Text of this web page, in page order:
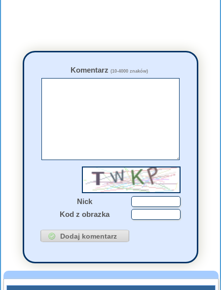
Komentarz (10-4000 znaków)
Nick
Kod z obrazka